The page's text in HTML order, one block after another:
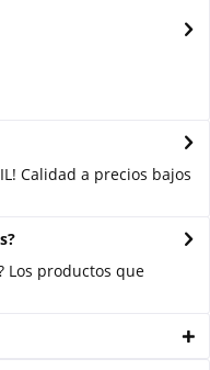
Calidad a precios bajos
Los productos que